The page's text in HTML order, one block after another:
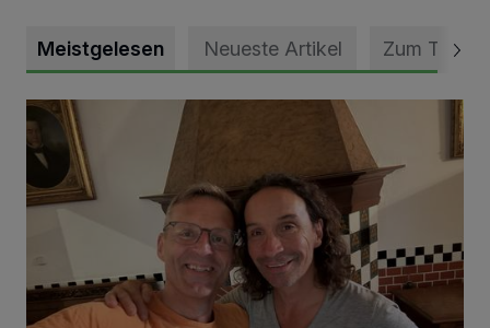
Meistgelesen Neueste Artikel Zum Thema
„Loss dir nix jefalle“ in 7 Tage 1 Song